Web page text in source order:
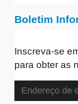
Boletim
Inscreva-se
para obter as